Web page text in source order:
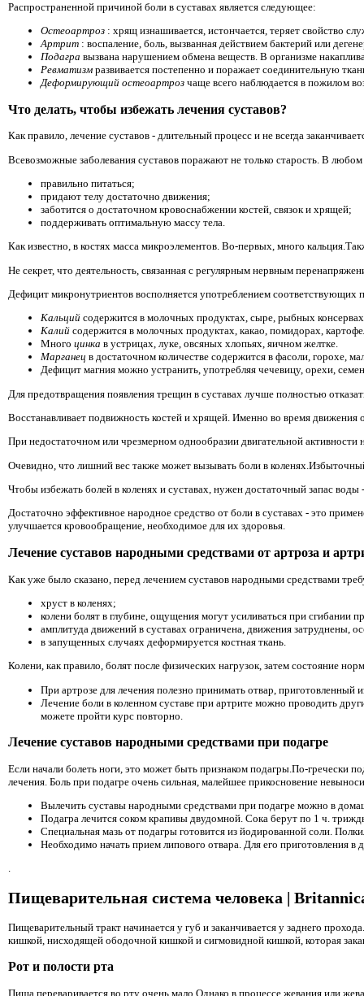
Распространенной причиной боли в суставах является следующее:
Остеоартроз : хрящ изнашивается, истончается, теряет свойство
Артрит : воспаление, боль, вызванная действием бактерий или
Подагра вызвана нарушением обмена веществ. В организме
Ревматизм развивается постепенно и поражает соединительную
Деформирующий остеоартроз чаще всего наблюдается в пожилом
Что делать, чтобы избежать лечения суставов?
Как правило, лечение суставов - длительный процесс и не всегда
Всевозможные заболевания суставов поражают не только старость. В
правильно питаться;
придают телу достаточно движения;
заботится о достаточном кровоснабжении костей, связок и хрящей;
поддерживать оптимальную массу тела.
Как известно, в костях масса микроэлементов. Во-первых, много
Не секрет, что деятельность, связанная с регулярным нервным
Дефицит микронутриентов восполняется употреблением соответствующих
Кальций содержится в молочных продуктах, сыре, рыбных
Калий содержится в молочных продуктах, какао, помидорах,
Много цинка в устрицах, луке, овсяных хлопьях, яичном желтке.
Марганец в достаточном количестве содержится в фасоли, горохе,
Дефицит магния можно устранить, употребляя чечевицу, орехи,
Для предотвращения появления трещин в суставах лучше полностью
Восстанавливает подвижность костей и хрящей. Именно во время движения
При недостаточном или чрезмерном однообразии двигательной
Очевидно, что лишний вес также может вызывать боли в
Чтобы избежать болей в коленях и суставах, нужен достаточный запас
Достаточно эффективное народное средство от боли в суставах - это
улучшается кровообращение, необходимое для их здоровья.
Лечение суставов народными средствами от артроза и
Как уже было сказано, перед лечением суставов народными средствами
хруст в коленях;
колени болят в глубине, ощущения могут усиливаться при сгибании
амплитуда движений в суставах ограничена, движения затруднены,
в запущенных случаях деформируется костная ткань.
Колени, как правило, болят после физических нагрузок, затем состояние
При артрозе для лечения полезно принимать отвар, приготовленный
Лечение боли в коленном суставе при артрите можно проводить
можете пройти курс повторно.
Лечение суставов народными средствами при подагре
Если начали болеть ноги, это может быть признаком подагры.По-гречески
лечения. Боль при подагре очень сильная, малейшее прикосновение
Вылечить суставы народными средствами при подагре можно в
Подагра лечится соком крапивы двудомной. Сока берут по 1 ч.
Специальная мазь от подагры готовится из йодированной соли.
Необходимо начать прием липового отвара. Для его приготовления
.
Пищеварительная система человека |
Пищеварительный тракт начинается у губ и заканчивается у заднего
кишкой, нисходящей ободочной кишкой и сигмовидной кишкой, которая
Рот и полости рта
Пища переваривается во рту очень мало.Однако в процессе жевания или